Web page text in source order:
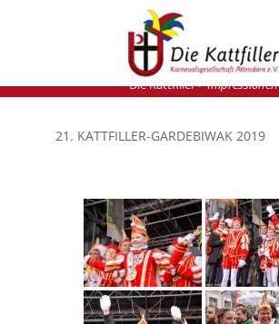
Die Kattfiller>Impressionen
21. KATTFILLER-GARDEBIWAK 2019